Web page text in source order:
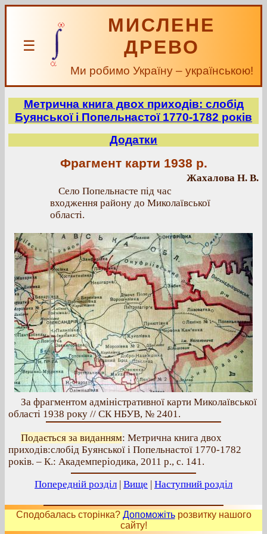
☰
МИСЛЕНЕ
ДРЕВО
Ми робимо Україну – українською!
Метрична книга двох приходів: слобід
Буянської і Попельнастої 1770-1782 років
Додатки
Фрагмент карти 1938 р.
Жахалова Н. В.
Село Попельнасте під час
входження району до Миколаївської
області.
За фрагментом адміністративної карти Миколаївської
області 1938 року // СК НБУВ, № 2401.
Подається за виданням: Метрична книга двох
приходів:слобід Буянської і Попельнастої 1770-1782
років. – К.: Академперіодика, 2011 р., с. 141.
Попередній розділ | Вище | Наступний розділ
Сподобалась сторінка? Допоможітьрозвитку нашого
сайту!